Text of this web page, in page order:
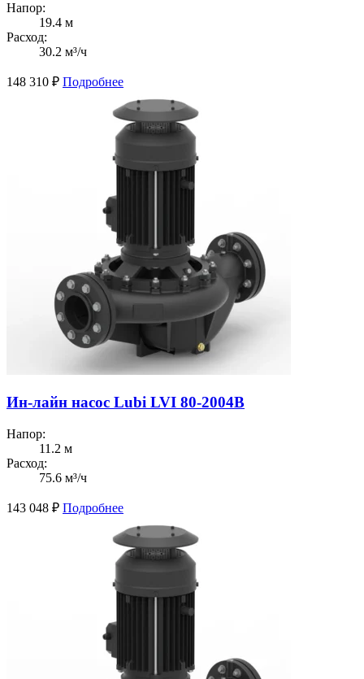
Напор:
19.4 м
Расход:
30.2 м³/ч
148 310 ₽ Подробнее
Ин-лайн насос Lubi LVI 80-2004B
Напор:
11.2 м
Расход:
75.6 м³/ч
143 048 ₽ Подробнее